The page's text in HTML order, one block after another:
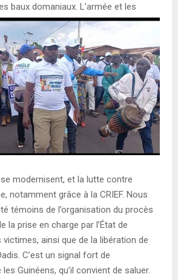
baux domaniaux. L’armée et les
modernisent, et la lutte contre
notamment grâce à la CRIEF. Nous
témoins de l’organisation du procès
la prise en charge par l’État de
victimes, ainsi que de la libération de
C’est un signal fort de
Guinéens, qu’il convient de saluer.